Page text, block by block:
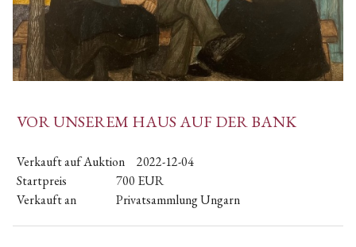
VOR UNSEREM HAUS AUF DER BANK
Verkauft auf Auktion
2022-12-04
Startpreis
700 EUR
Verkauft an
Privatsammlung Ungarn